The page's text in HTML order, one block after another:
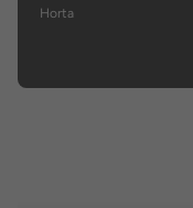
Horta